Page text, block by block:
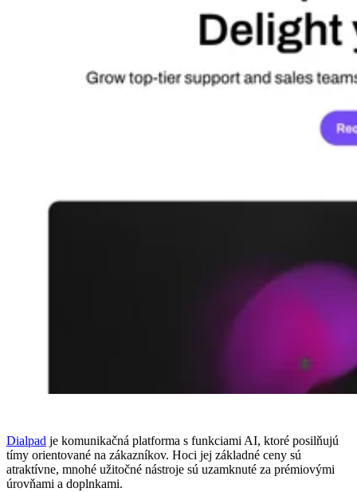
Dialpad je komunikačná platforma s funkciami AI, ktoré posilňujú
tímy orientované na zákazníkov. Hoci jej základné ceny sú
atraktívne, mnohé užitočné nástroje sú uzamknuté za prémiovými
úrovňami a doplnkami.